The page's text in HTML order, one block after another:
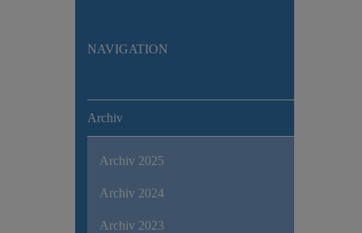
NAVIGATION
Archiv
Archiv 2025
Archiv 2024
Archiv 2023